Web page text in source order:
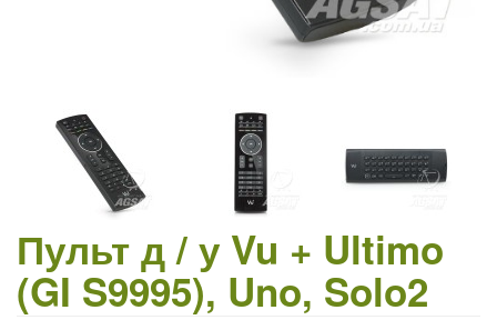
Пульт д / у Vu + Ultimo
(GI S9995), Uno, Solo2